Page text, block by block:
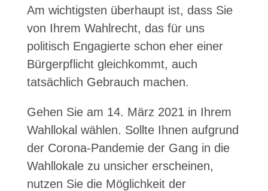
Am wichtigsten überhaupt ist, dass Sie
von Ihrem Wahlrecht, das für uns
politisch Engagierte schon eher einer
Bürgerpflicht gleichkommt, auch
tatsächlich Gebrauch machen.
Gehen Sie am 14. März 2021 in Ihrem
Wahllokal wählen. Sollte Ihnen aufgrund
der Corona-Pandemie der Gang in die
Wahllokale zu unsicher erscheinen,
nutzen Sie die Möglichkeit der